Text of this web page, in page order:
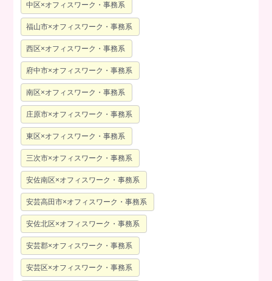
中区×オフィスワーク・事務系
福山市×オフィスワーク・事務系
西区×オフィスワーク・事務系
府中市×オフィスワーク・事務系
南区×オフィスワーク・事務系
庄原市×オフィスワーク・事務系
東区×オフィスワーク・事務系
三次市×オフィスワーク・事務系
安佐南区×オフィスワーク・事務系
安芸高田市×オフィスワーク・事務系
安佐北区×オフィスワーク・事務系
安芸郡×オフィスワーク・事務系
安芸区×オフィスワーク・事務系